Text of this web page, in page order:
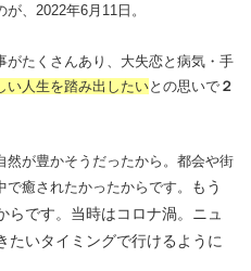
、2022年6月11日。
がたくさんあり、大失恋と病気・手
い人生を踏み出したいとの思いで ２
然が豊かそうだったから。都会や街
癒されたかったからです。
もう
です。当時はコロナ渦。ニュ
たいタイミングで行けるように